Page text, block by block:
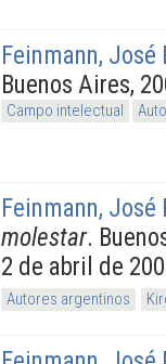
Feinmann, José
Buenos Aires,
Campo intelectual
Feinmann, José
molestar.
2 de abril de
Autores argentinos